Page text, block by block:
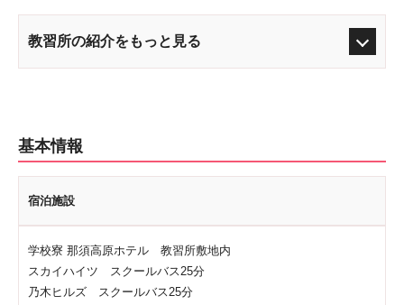
教習所の紹介をもっと見る
基本情報
宿泊施設
学校寮 那須高原ホテル 教習所敷地内
スカイハイツ スクールバス25分
乃木ヒルズ スクールバス25分